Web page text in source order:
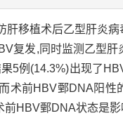
移植术后乙型肝炎
复发,同时监测乙型
5例(14.3%)出现了
术前HBV鄄DNA阳
HBV鄄DNA状态是影